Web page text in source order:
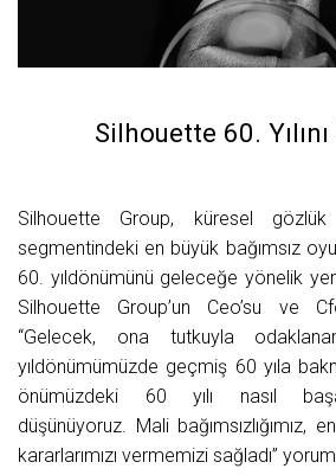
Silhouette 60.
Silhouette Group, küresel gözlük
segmentindeki en büyük bağımsız
60. yıldönümünü geleceğe yönelik
Silhouette Group’un Ceo’su ve
“Gelecek, ona tutkuyla
yıldönümümüzde geçmiş 60 yıla
önümüzdeki 60 yılı nasıl
düşünüyoruz. Mali bağımsızlığımız,
kararlarımızı vermemizi sağladı”